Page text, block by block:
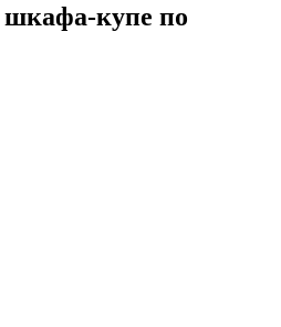
купе по